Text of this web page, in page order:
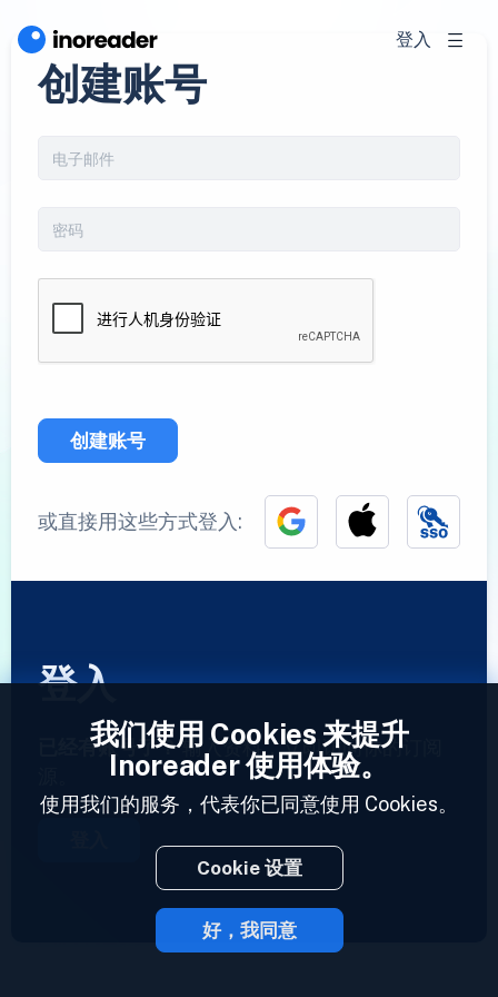
登入
创建账号
创建账号
或直接用这些方式登入:
登入
已经有账号了？输入资料，立即访问你的订阅
2023 © Inoreader
我们使用 Cookies 来提升
Inoreader 使用体验。
使用我们的服务，代表你已同意使用 Cookies。
Cookie 设置
好，我同意